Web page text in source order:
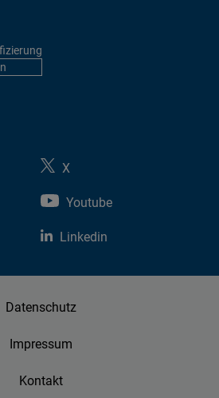
X
Youtube
Linkedin
Datenschutz
Impressum
Kontakt